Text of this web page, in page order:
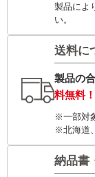
製品によ
い。
送料に
製品の
料無料！
※一部対
※北海道
納品書